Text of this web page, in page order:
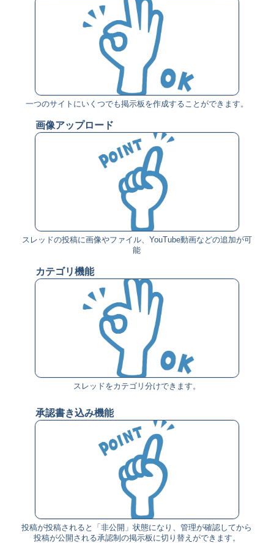
一つのサイトにいくつでも掲示板を作成することができます。
画像アップロード
スレッドの投稿に画像やファイル、YouTube動画などの追加が可
能
カテゴリ機能
スレッドをカテゴリ分けできます。
承認書き込み機能
投稿が投稿されると「非公開」状態になり、管理が確認してから
投稿が公開される承認制の掲示板に切り替えができます。